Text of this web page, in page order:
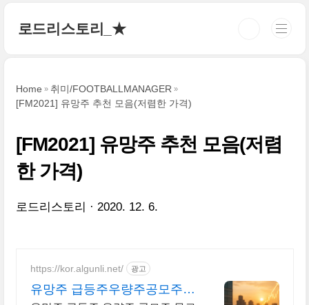
로드리스토리_★
Home
취미/FOOTBALLMANAGER
[FM2021] 유망주 추천 모음(저렴한 가격)
[FM2021] 유망주 추천 모음(저렴
한 가격)
로드리스토리 2020. 12. 6.
https://kor.algunli.net/ 광고
유망주 급등주우량주공모주